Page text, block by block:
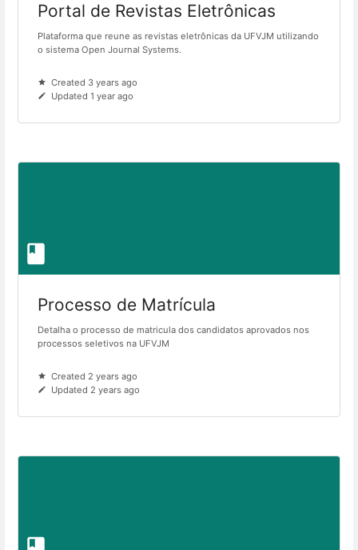
Portal de Revistas Eletrônicas
Plataforma que reune as revistas eletrônicas da UFVJM utilizando
o sistema Open Journal Systems.
Created 3 years ago
Updated 1 year ago
Processo de Matrícula
Detalha o processo de matricula dos candidatos aprovados nos
processos seletivos na UFVJM
Created 2 years ago
Updated 2 years ago